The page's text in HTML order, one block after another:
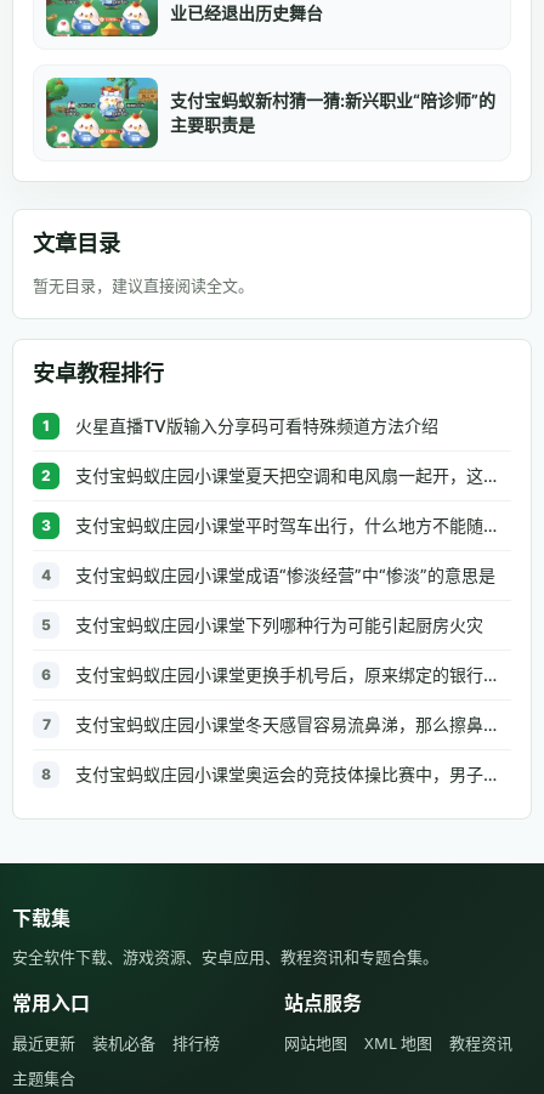
业已经退出历史舞台
支付宝蚂蚁新村猜一猜:新兴职业“陪诊师”的
主要职责是
文章目录
暂无目录，建议直接阅读全文。
安卓教程排行
1 火星直播TV版输入分享码可看特殊频道方法介绍
2 支付宝蚂蚁庄园小课堂夏天把空调和电风扇一起开，这种做法
3 支付宝蚂蚁庄园小课堂平时驾车出行，什么地方不能随便停车
4 支付宝蚂蚁庄园小课堂成语“惨淡经营”中“惨淡”的意思是
5 支付宝蚂蚁庄园小课堂下列哪种行为可能引起厨房火灾
6 支付宝蚂蚁庄园小课堂更换手机号后，原来绑定的银行信息需要修改吗
7 支付宝蚂蚁庄园小课堂冬天感冒容易流鼻涕，那么擦鼻涕的正确做法是
8 支付宝蚂蚁庄园小课堂奥运会的竞技体操比赛中，男子组和女子组都有的项目是
下载集
安全软件下载、游戏资源、安卓应用、教程资讯和专题合集。
常用入口
最近更新 装机必备
排行榜
主题集合
站点服务
网站地图 XML 地图 教程资讯